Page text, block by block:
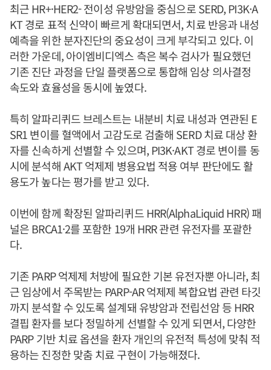
최근 HR+·HER2- 전이성 유방암을 중심으로 SERD, PI3K·A
KT 경로 표적 신약이 빠르게 확대되면서, 치료 반응과 내성
예측을 위한 분자진단의 중요성이 크게 부각되고 있다. 이
러한 가운데, 아이엠비디엑스 측은 복수 검사가 필요했던
기존 진단 과정을 단일 플랫폼으로 통합해 임상 의사결정
속도와 효율성을 동시에 높였다.
특히 알파리퀴드 브레스트는 내분비 치료 내성과 연관된 E
SR1 변이를 혈액에서 고감도로 검출해 SERD 치료 대상 환
자를 신속하게 선별할 수 있으며, PI3K·AKT 경로 변이를 동
시에 분석해 AKT 억제제 병용요법 적용 여부 판단에도 활
용도가 높다는 평가를 받고 있다.
이번에 함께 확장된 알파리퀴드 HRR(AlphaLiquid HRR) 패
널은 BRCA1·2를 포함한 19개 HRR 관련 유전자를 포괄한
다.
기존 PARP 억제제 처방에 필요한 기본 유전자뿐 아니라, 최
근 임상에서 주목받는 PARP-AR 억제제 복합요법 관련 타깃
까지 분석할 수 있도록 설계돼 유방암과 전립선암 등 HRR
결핍 환자를 보다 정밀하게 선별할 수 있게 되면서, 다양한
PARP 기반 치료 옵션을 환자 개인의 유전적 특성에 맞춰 적
용하는 진정한 맞춤 치료 구현이 가능해졌다.